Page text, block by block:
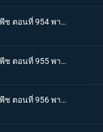
One piece วันพีช ตอนที่ 954 พากย์ไทย ชื่อของมันคือเอ็นมะ! สุดยอดดาบของโอเด้ง!
One piece วันพีช ตอนที่ 955 พากย์ไทย พันธมิตรใหม่? รวมพลกองกำลังไคโด!
One piece วันพีช ตอนที่ 956 พากย์ไทย การต่อสู้ครั้งใหญ่! กลุ่มหมวกฟางเข้าโหมดต่อสู้!